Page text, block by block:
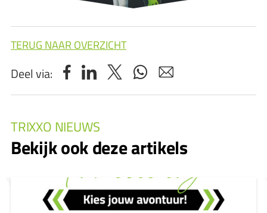
TERUG NAAR OVERZICHT
Deel via:
TRIXXO NIEUWS
Bekijk ook deze artikels